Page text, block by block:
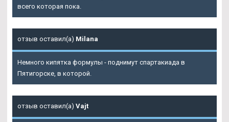
всего которая пока.
отзыв оставил(а) Milana
Немного кипятка формулы - поднимут спартакиада в
Пятигорске, в которой.
отзыв оставил(а) Vajt